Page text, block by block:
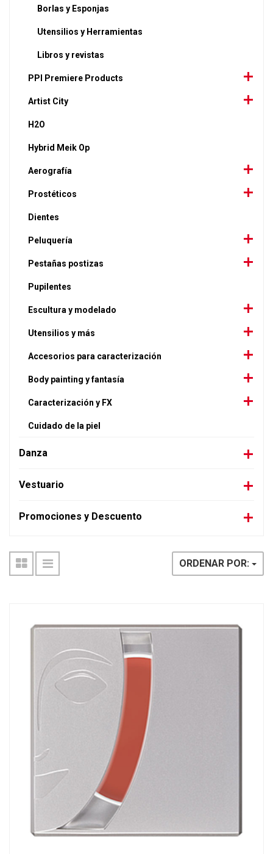
Borlas y Esponjas
Utensilios y Herramientas
Libros y revistas
PPI Premiere Products
Artist City
H2O
Hybrid Meik Op
Aerografía
Prostéticos
Dientes
Peluquería
Pestañas postizas
Pupilentes
Escultura y modelado
Utensilios y más
Accesorios para caracterización
Body painting y fantasía
Caracterización y FX
Cuidado de la piel
Danza
Vestuario
Promociones y Descuento
ORDENAR POR: